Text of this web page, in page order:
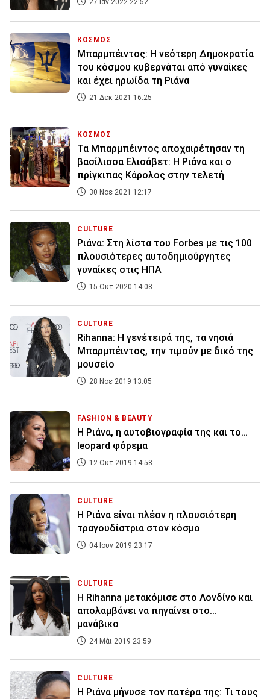
27 Ιαν 2022 22:52
ΚΟΣΜΟΣ
Μπαρμπέιντος: Η νεότερη Δημοκρατία
του κόσμου κυβερνάται από γυναίκες
και έχει ηρωίδα τη Ριάνα
21 Δεκ 2021 16:25
ΚΟΣΜΟΣ
Τα Μπαρμπέιντος αποχαιρέτησαν τη
βασίλισσα Ελισάβετ: Η Ριάνα και ο
πρίγκιπας Κάρολος στην τελετή
30 Νοε 2021 12:17
CULTURE
Ριάνα: Στη λίστα του Forbes με τις 100
πλουσιότερες αυτοδημιούργητες
γυναίκες στις ΗΠΑ
15 Οκτ 2020 14:08
CULTURE
Rihanna: Η γενέτειρά της, τα νησιά
Μπαρμπέιντος, την τιμούν με δικό της
μουσείο
28 Νοε 2019 13:05
FASHION & BEAUTY
Η Ριάνα, η αυτοβιογραφία της και το…
leopard φόρεμα
12 Οκτ 2019 14:58
CULTURE
Η Ριάνα είναι πλέον η πλουσιότερη
τραγουδίστρια στον κόσμο
04 Ιουν 2019 23:17
CULTURE
H Rihanna μετακόμισε στο Λονδίνο και
απολαμβάνει να πηγαίνει στο...
μανάβικο
24 Μάι 2019 23:59
CULTURE
Η Ριάνα μήνυσε τον πατέρα της: Τι τους